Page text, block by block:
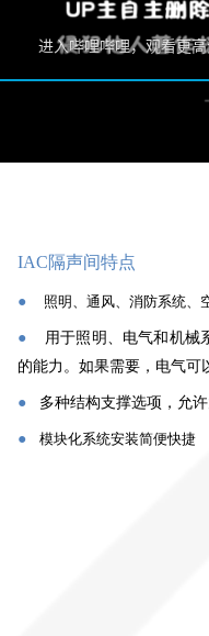
IAC隔声间特点
● 照明、通风、消防系统、
●
用于照明、电气和机械
的能力。如果需要，电气可
● 多种结构支撑选项，允
● 模块化系统安装简便快捷